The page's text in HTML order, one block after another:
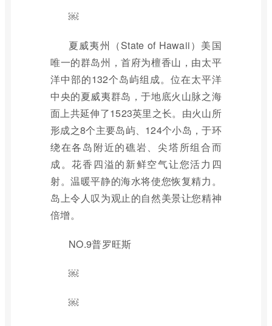
￼
夏威夷州（State of Hawaii）美国
唯一的群岛州，首府为檀香山，由太平
洋中部的132个岛屿组成。位在太平洋
中央的夏威夷群岛，于地底火山脉之海
面上共延伸了1523英里之长。由火山所
形成之8个主要岛屿、124个小岛，于环
绕在各岛附近的礁岩、尖塔所组合而
成。花香四溢的新鲜空气让您活力四
射。温暖平静的海水将使您恢复精力。
岛上令人叹为观止的自然美景让您精神
倍增。
NO.9普罗旺斯
￼
￼